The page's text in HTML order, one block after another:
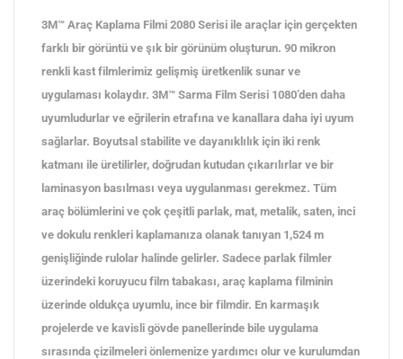
3M™ Araç Kaplama Filmi 2080 Serisi ile araçlar için gerçekten
farklı bir görüntü ve şık bir görünüm oluşturun. 90 mikron
renkli kast filmlerimiz gelişmiş üretkenlik sunar ve
uygulaması kolaydır. 3M™ Sarma Film Serisi 1080’den daha
uyumludurlar ve eğrilerin etrafına ve kanallara daha iyi uyum
sağlarlar. Boyutsal stabilite ve dayanıklılık için iki renk
katmanı ile üretilirler, doğrudan kutudan çıkarılırlar ve bir
laminasyon basılması veya uygulanması gerekmez. Tüm
araç bölümlerini ve çok çeşitli parlak, mat, metalik, saten, inci
ve dokulu renkleri kaplamanıza olanak tanıyan 1,524 m
genişliğinde rulolar halinde gelirler. Sadece parlak filmler
üzerindeki koruyucu film tabakası, araç kaplama filminin
üzerinde oldukça uyumlu, ince bir filmdir. En karmaşık
projelerde ve kavisli gövde panellerinde bile uygulama
sırasında çizilmeleri önlemenize yardımcı olur ve kurulumdan